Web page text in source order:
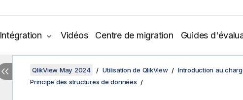
Intégration Vidéos Centre de migration Guides
QlikView May 2024 Utilisation de QlikView
Introduction au
Principe des structures de données